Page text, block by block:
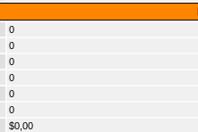
0
0
0
0
0
0
$0,00